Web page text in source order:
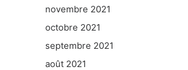
novembre 2021
octobre 2021
septembre 2021
août 2021